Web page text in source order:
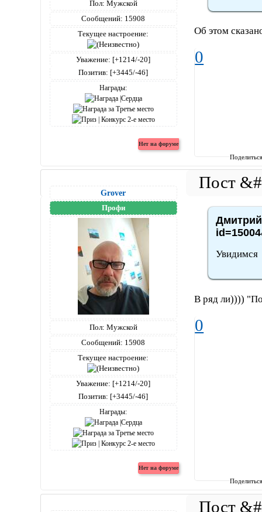
Пол: Мужской
Сообщений: 15908
Текущее настроение:
Уважение: [+1214/-20]
Позитив: [+3445/-46]
Награды:
Об этом
0
Grover
Профи
Пол: Мужской
Сообщений: 15908
Текущее настроение:
Уважение: [+1214/-20]
Позитив: [+3445/-46]
Награды:
Увидимся
В ряд ли))))
0